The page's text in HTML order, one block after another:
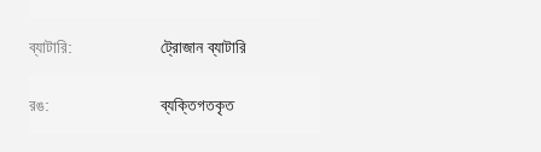
ব্যাটারি: ট্রোজান ব্যাটারি
রঙ: ব্যক্তিগতকৃত